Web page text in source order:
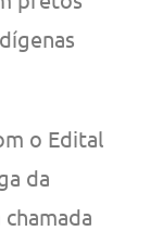
o Edital
da